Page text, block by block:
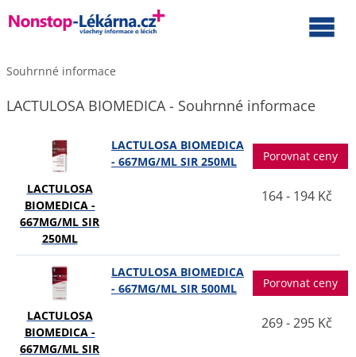
Souhrnné informace
LACTULOSA BIOMEDICA - Souhrnné informace
LACTULOSA
BIOMEDICA -
667MG/ML SIR
250ML
LACTULOSA BIOMEDICA
- 667MG/ML SIR 250ML
Porovnat ceny
164 - 194 Kč
LACTULOSA
BIOMEDICA -
667MG/ML SIR
LACTULOSA BIOMEDICA
- 667MG/ML SIR 500ML
Porovnat ceny
269 - 295 Kč